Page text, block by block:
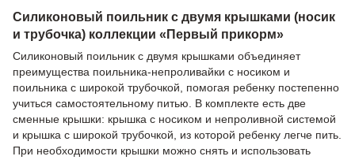
Силиконовый поильник с двумя крышками (носик
и трубочка) коллекции «Первый прикорм»
Силиконовый поильник с двумя крышками объединяет
преимущества поильника-непроливайки с носиком и
поильника с широкой трубочкой, помогая ребенку постепенно
учиться самостоятельному питью. В комплекте есть две
сменные крышки: крышка с носиком и непроливной системой
и крышка с широкой трубочкой, из которой ребенку легче пить.
При необходимости крышки можно снять и использовать